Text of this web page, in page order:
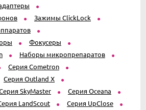
Зажимы ClickLock
Фокусеры
Наборы микропрепаратов
Серия Cometron
Серия Outland X
SkyMaster
Серия Oceana
LandScout
Серия UpClose